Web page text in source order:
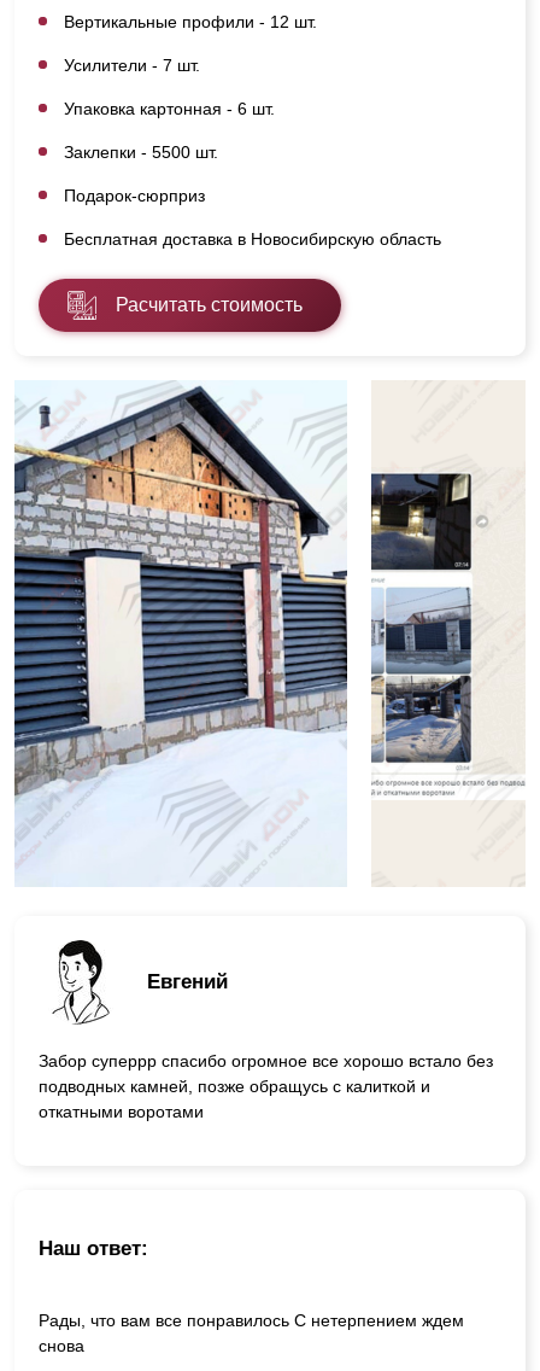
Евгений
Забор суперрр спасибо огромное все хорошо встало без
подводных камней, позже обращусь с калиткой и
откатными воротами
Наш ответ:
Рады, что вам все понравилось С нетерпением ждем
снова
Вертикальные профили - 12 шт.
Усилители - 7 шт.
Упаковка картонная - 6 шт.
Заклепки - 5500 шт.
Подарок-сюрприз
Бесплатная доставка в Новосибирскую область
Расчитать стоимость